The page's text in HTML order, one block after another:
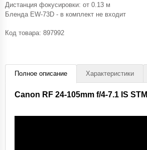
Дистанция фокусировки: от 0.13 м
Бленда EW-73D - в комплект не входит
Код товара: 897992
Полное описание Характеристики
Canon RF 24-105mm f/4-7.1 IS STM